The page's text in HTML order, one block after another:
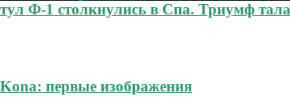
Ф-1 столкнулись в Спа. Триумф
первые изображения